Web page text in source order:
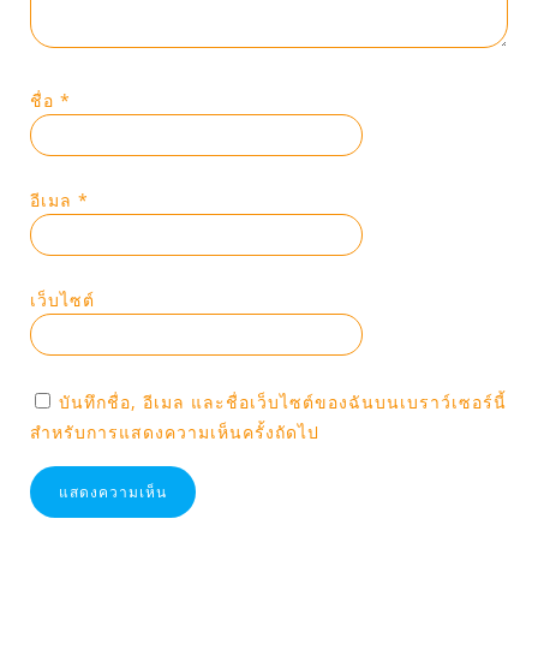
ชื่อ *
อีเมล *
เว็บไซต์
บันทึกชื่อ, อีเมล และชื่อเว็บไซต์ของฉันบนเบราว์เซอร์นี้
สำหรับการแสดงความเห็นครั้งถัดไป